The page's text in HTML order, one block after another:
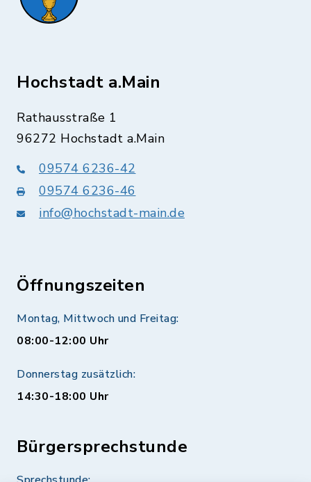
Hochstadt a.Main
Rathausstraße 1
96272 Hochstadt a.Main
09574 6236-42
09574 6236-46
info@hochstadt-main.de
Öffnungszeiten
Montag, Mittwoch und Freitag:
08:00-12:00 Uhr
Donnerstag zusätzlich:
14:30-18:00 Uhr
Bürgersprechstunde